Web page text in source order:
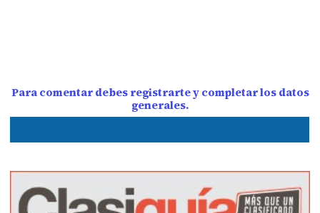
Para comentar debes registrarte y completar los datos
generales.